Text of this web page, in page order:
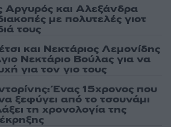
Αργυρός και Αλεξάνδρα
με πολυτελές γιοτ
τους
και Νεκτάριος Λεμονίδης
Νεκτάριο Βούλας για να
για τον γιο τους
Ένας 15χρονος που
ξεφύγει από το τσουνάμι
τη χρονολογία της